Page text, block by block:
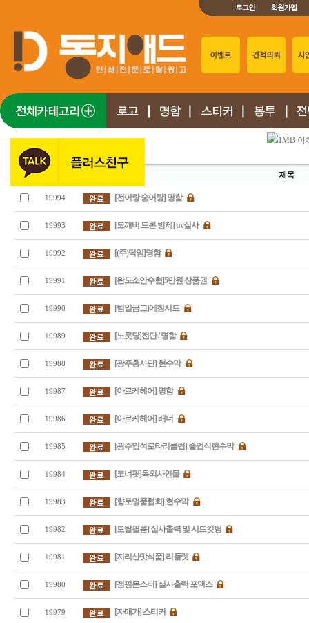
1MB 이
19994 [전어랑 숭어랑] 명함
19993 [도깨비 드론 방제] uv실사
19992 [(주)덕임]명함
19991 [완도소안수협]5만원 상품권
19990 [범일금고]에칭시트
19989 [노릇당]전단 / 명함
19988 [광주흥사단] 현수막
19987 [아르케헤어] 명함
19986 [아르케헤어] 배너
19985 [광주입석로타리클럽] 졸업식현수막
19984 [코너핏]옥외사인물
19983 [향토명품협회] 현수막
19982 [토탈필름] 실사출력 및 시트컷팅
19981 [지리산맛식품] 리플렛
19980 [점핑몬스터] 실사출력 포맥스
19979 [자매가] 스티커